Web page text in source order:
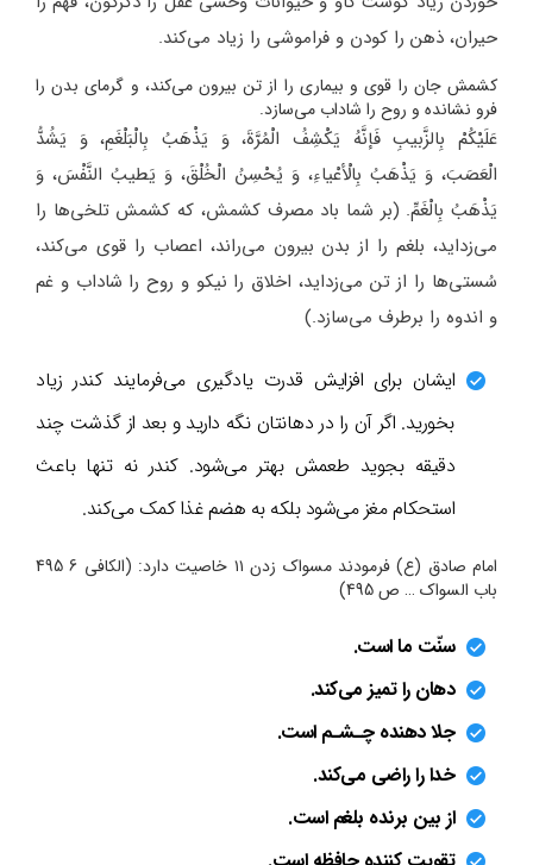
حیران، ذهن را کودن و فراموشی را زیاد می‌کند.
کشمش جان را قوی و بیماری را از تن بیرون می‌کند، و گرمای بدن را
فرو نشانده و روح را شاداب می‌سازد.
عَلَیْکُمْ بِالزَّبیبِ فَإنَّهُ یَکْشِفُ الْمُرَّةَ، وَ یَذْهَبُ بِالْبَلْغَمِ، وَ یَشُدُّ
الْعَصَبَ، وَ یَذْهَبُ بِالْأعْیاءِ، وَ یُحْسِنُ الْخُلْقَ، وَ یَطیبُ النَّفْسَ، وَ
یَذْهَبُ بِالْغَمِّ. (بر شما باد مصرف کشمش، که کشمش تلخی‌ها را
می‌زداید، بلغم را از بدن بیرون می‌راند، اعصاب را قوی می‌کند،
سُستی‌ها را از تن می‌زداید، اخلاق را نیکو و روح را شاداب و غم
و اندوه را برطرف می‌سازد.)
ایشان برای افزایش قدرت یادگیری می‌فرمایند کندر زیاد
بخورید. اگر آن را در دهانتان نگه دارید و بعد از گذشت چند
دقیقه بجوید طعمش بهتر می‌شود. کندر نه تنها باعث
استحکام مغز می‌شود بلکه به هضم غذا کمک می‌کند.
امام صادق (ع) فرمودند مسواک زدن ۱۱ خاصیت دارد: (الکافی 6 495
باب السواک … ص 495)
سنّت ما است.
دهان را تمیز می‌کند.
جلا دهنده چـشـم است.
خدا را راضی می‌کند.
از بین برنده بلغم است.